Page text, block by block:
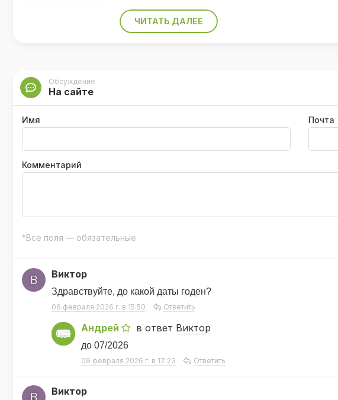
ЧИТАТЬ ДАЛЕЕ
Обсуждение
На сайте
Имя Почта
Комментарий
*Все поля — обязательные
В Виктор
Здравствуйте, до какой даты годен?
06 февраля 2026 г. в 15:50 Ответить
А Андрей в ответ Виктор
до 07/2026
09 февраля 2026 г. в 17:23 Ответить
В Виктор